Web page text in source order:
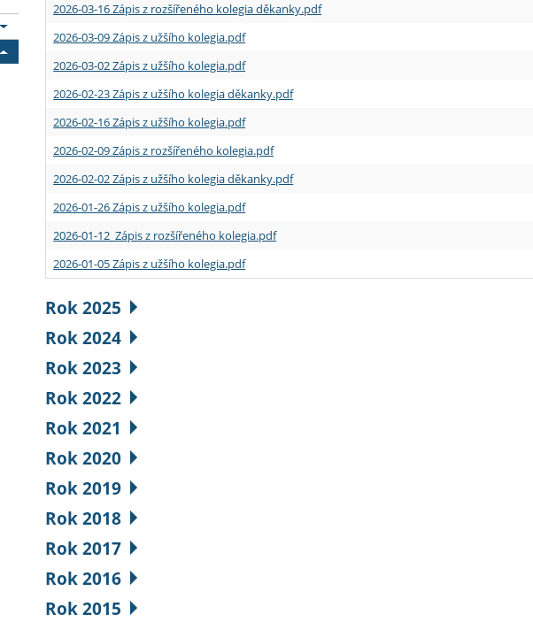
2026-03-16 Zápis z rozšířeného kolegia děkanky.pdf
2026-03-09 Zápis z užšího kolegia.pdf
2026-03-02 Zápis z užšího kolegia.pdf
2026-02-23 Zápis z užšího kolegia děkanky.pdf
2026-02-16 Zápis z užšího kolegia.pdf
2026-02-09 Zápis z rozšířeného kolegia.pdf
2026-02-02 Zápis z užšího kolegia děkanky.pdf
2026-01-26 Zápis z užšího kolegia.pdf
2026-01-12 Zápis z rozšířeného kolegia.pdf
2026-01-05 Zápis z užšího kolegia.pdf
Rok 2025
Rok 2024
Rok 2023
Rok 2022
Rok 2021
Rok 2020
Rok 2019
Rok 2018
Rok 2017
Rok 2016
Rok 2015